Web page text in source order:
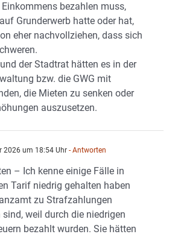
bezahlen muss,
Grunderwerb hatte oder hat,
eher nachvollziehen, dass sich
der Stadtrat hätten es in der
bzw. die GWG mit
die Mieten zu senken oder
auszusetzen.
2026 um 18:54 Uhr - Antworten
– Ich kenne einige Fälle in
Tarif niedrig gehalten haben
zu Strafzahlungen
weil durch die niedrigen
bezahlt wurden. Sie hätten